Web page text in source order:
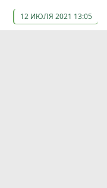
12 ИЮЛЯ 2021 13:05